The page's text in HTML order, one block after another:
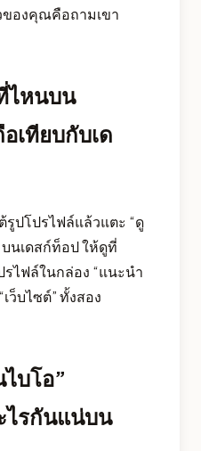
ของคุณคือถามเขา
ไหนบน
เทียบกับเด
ปโปรไฟล์แล้วแตะ “ดู
บนเดสก์ท็อป ให้ดูที่
ไฟล์ในกล่อง “แนะนำ
ว็บไซต์” ทั้งสอง
บโอ”
ไรกันแน่บน